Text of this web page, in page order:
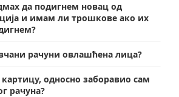
да подигнем новац од
и имам ли трошкове ако их
рачуни овлашћена лица?
односно заборавио сам
рачуна?